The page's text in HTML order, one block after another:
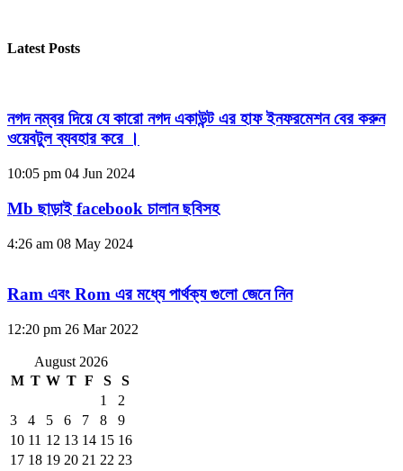
Latest Posts
নগদ নম্বর দিয়ে যে কারো নগদ একাউন্ট এর হাফ ইনফরমেশন বের করুন
ওয়েবটুল ব্যবহার করে ।
10:05 pm 04 Jun 2024
Mb ছাড়াই facebook চালান ছবিসহ
4:26 am 08 May 2024
Ram এবং Rom এর মধ্যে পার্থক্য গুলো জেনে নিন
12:20 pm 26 Mar 2022
August 2026
M T W T F S
S
1
2
3
4 5 6 7 8
9
10 11 12 13 14 15 16
17 18 19 20 21 22 23